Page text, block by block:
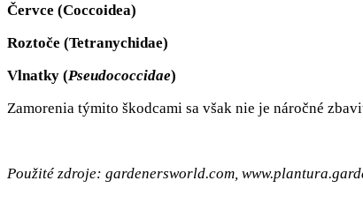
Červce (Coccoidea)
Roztoče (Tetranychidae)
Vlnatky (Pseudococcidae)
Zamorenia týmito škodcami sa však nie je náročné
Použité zdroje: gardenersworld.com,